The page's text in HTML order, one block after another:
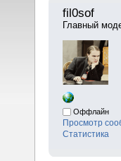
fil0sof
Главный
Оффлайн
Просмотр
Статистика